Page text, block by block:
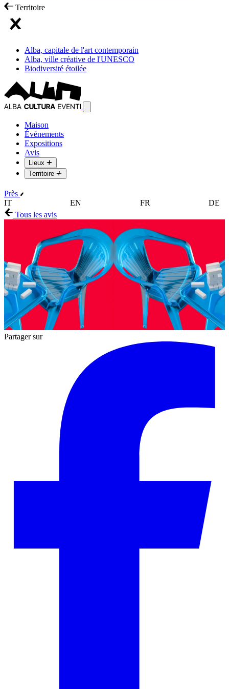
Territoire
Alba, capitale de l'art contemporain
Alba, ville créative de l'UNESCO
Biodiversité étoilée
Maison
Événements
Expositions
Avis
Lieux
Territoire
Près
IT
EN FR
DE
Tous les avis
Partager sur